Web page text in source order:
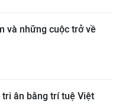
và những cuộc trở về
ân bằng trí tuệ Việt